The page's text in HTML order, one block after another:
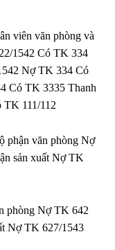
viên văn phòng và
1542 Có TK 334
Nợ TK 334 Có
Có TK 3335 Thanh
TK 111/112
phận văn phòng Nợ
sản xuất Nợ TK
phòng Nợ TK 642
Nợ TK 627/1543